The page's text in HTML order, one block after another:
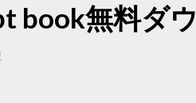
book無料ダ